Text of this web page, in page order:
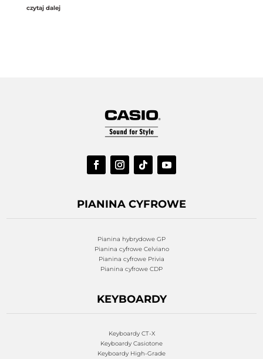
czytaj dalej
PIANINA CYFROWE
Pianina hybrydowe GP
Pianina cyfrowe Celviano
Pianina cyfrowe Privia
Pianina cyfrowe CDP
KEYBOARDY
Keyboardy CT-X
Keyboardy Casiotone
Keyboardy High-Grade